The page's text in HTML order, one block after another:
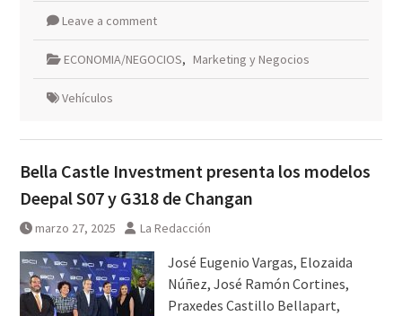
Leave a comment
ECONOMIA/NEGOCIOS, Marketing y Negocios
Vehículos
Bella Castle Investment presenta los modelos
Deepal S07 y G318 de Changan
marzo 27, 2025 La Redacción
José Eugenio Vargas, Elozaida
Núñez, José Ramón Cortines,
Praxedes Castillo Bellapart,